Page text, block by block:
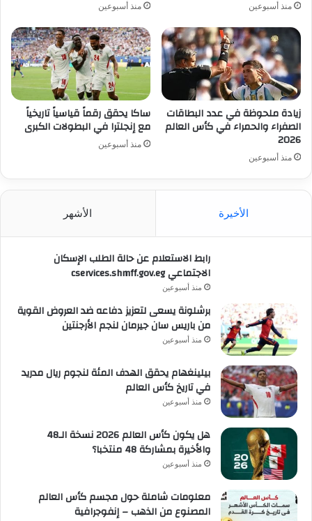
منذ أسبوعين منذ أسبوعين
زيادة ملحوظة في عدد البطاقات
الصفراء والحمراء في كأس العالم
2026
منذ أسبوعين
ساكا يحقق رقماً قياسياً تاريخياً
مع إنجلترا في البطولات الكبرى
منذ أسبوعين
الأخيرة الأشهر
رابط الاستعلام عن حالة الطلب الإسكان
الاجتماعي cservices.shmff.gov.eg
منذ أسبوعين
برشلونة يسعى لتعزيز دفاعه ضد العروض القوية
من باريس سان جيرمان لنجم الأرجنتين
منذ أسبوعين
بيلينغهام يحقق الهدف المئة لنجوم ريال مدريد
في تاريخ كأس العالم
منذ أسبوعين
هل يكون كأس العالم 2026 نسخة الـ48
والأخيرة بمشاركة 48 منتخبا؟
منذ أسبوعين
معلومات شاملة حول مجسم كأس العالم
المصنوع من الذهب – إنفوجرافية